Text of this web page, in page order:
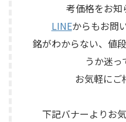
考価格をお知
LINEからもお問
銘がわからない、値
うか迷っ
お気軽にご
下記バナーよりお